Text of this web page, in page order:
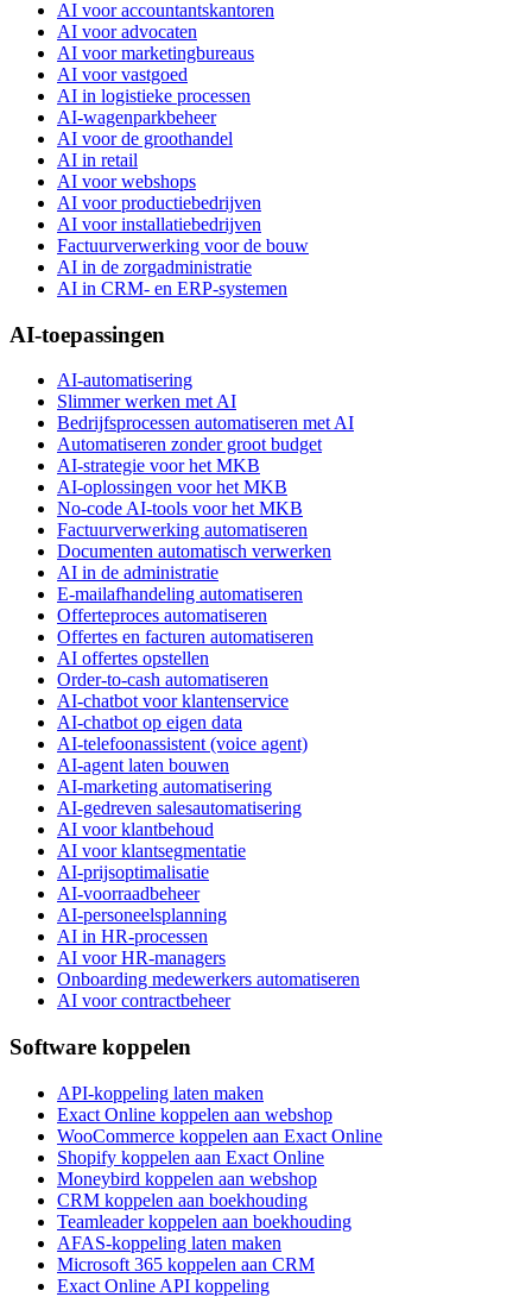
AI voor accountantskantoren
AI voor advocaten
AI voor marketingbureaus
AI voor vastgoed
AI in logistieke processen
AI-wagenparkbeheer
AI voor de groothandel
AI in retail
AI voor webshops
AI voor productiebedrijven
AI voor installatiebedrijven
Factuurverwerking voor de bouw
AI in de zorgadministratie
AI in CRM- en ERP-systemen
AI-toepassingen
AI-automatisering
Slimmer werken met AI
Bedrijfsprocessen automatiseren met AI
Automatiseren zonder groot budget
AI-strategie voor het MKB
AI-oplossingen voor het MKB
No-code AI-tools voor het MKB
Factuurverwerking automatiseren
Documenten automatisch verwerken
AI in de administratie
E-mailafhandeling automatiseren
Offerteproces automatiseren
Offertes en facturen automatiseren
AI offertes opstellen
Order-to-cash automatiseren
AI-chatbot voor klantenservice
AI-chatbot op eigen data
AI-telefoonassistent (voice agent)
AI-agent laten bouwen
AI-marketing automatisering
AI-gedreven salesautomatisering
AI voor klantbehoud
AI voor klantsegmentatie
AI-prijsoptimalisatie
AI-voorraadbeheer
AI-personeelsplanning
AI in HR-processen
AI voor HR-managers
Onboarding medewerkers automatiseren
AI voor contractbeheer
Software koppelen
API-koppeling laten maken
Exact Online koppelen aan webshop
WooCommerce koppelen aan Exact Online
Shopify koppelen aan Exact Online
Moneybird koppelen aan webshop
CRM koppelen aan boekhouding
Teamleader koppelen aan boekhouding
AFAS-koppeling laten maken
Microsoft 365 koppelen aan CRM
Exact Online API koppeling